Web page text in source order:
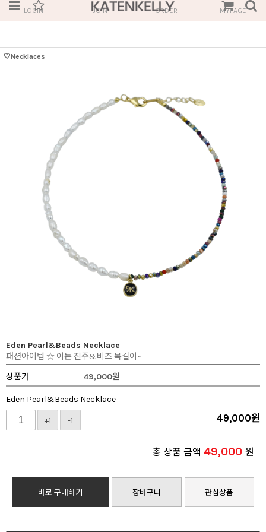
LOGIN JOIN ORDER MYPAGE
🤍Necklaces
Eden Pearl&Beads Necklace
패션아이템 ☆ 이든 진주&비즈 목걸이~
상품가
49,000원
Eden Pearl&Beads Necklace
+1 -1 49,000원
총 상품 금액 49,000 원
바로 구매하기 장바구니 관심상품